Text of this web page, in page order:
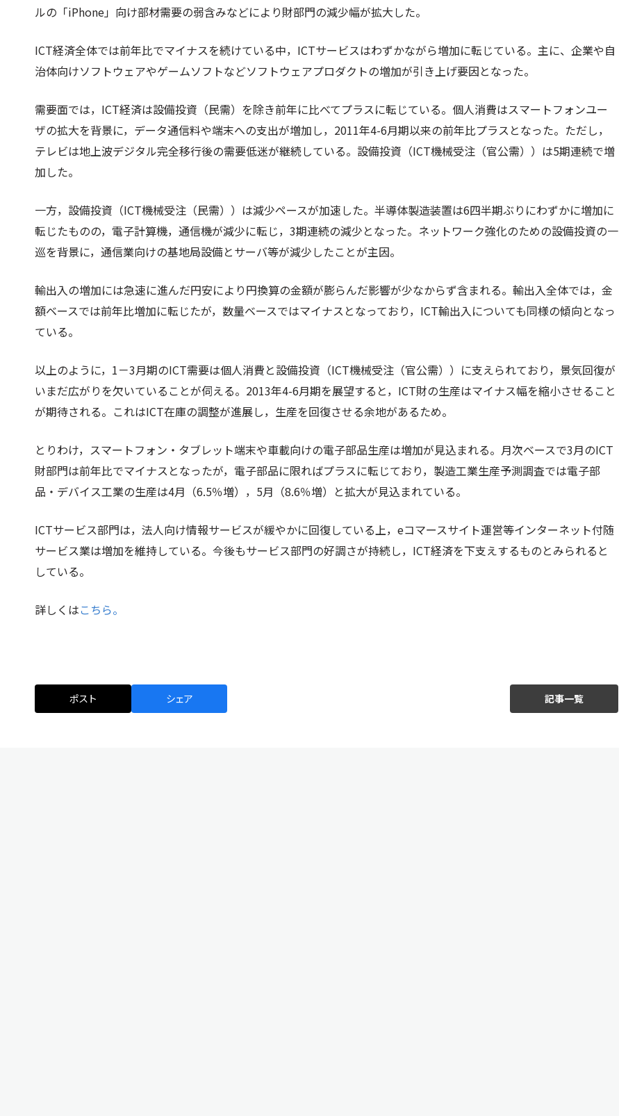
ルの「iPhone」向け部材需要の弱含みなどにより財部門の減少幅が拡大した。
ICT経済全体では前年比でマイナスを続けている中，ICTサービスはわずかながら増加に転じている。主に、企業や自
治体向けソフトウェアやゲームソフトなどソフトウェアプロダクトの増加が引き上げ要因となった。
需要面では，ICT経済は設備投資（民需）を除き前年に比べてプラスに転じている。個人消費はスマートフォンユー
ザの拡大を背景に，データ通信料や端末への支出が増加し，2011年4-6月期以来の前年比プラスとなった。ただし，
テレビは地上波デジタル完全移行後の需要低迷が継続している。設備投資（ICT機械受注（官公需））は5期連続で増
加した。
一方，設備投資（ICT機械受注（民需））は減少ペースが加速した。半導体製造装置は6四半期ぶりにわずかに増加に
転じたものの，電子計算機，通信機が減少に転じ，3期連続の減少となった。ネットワーク強化のための設備投資の一
巡を背景に，通信業向けの基地局設備とサーバ等が減少したことが主因。
輸出入の増加には急速に進んだ円安により円換算の金額が膨らんだ影響が少なからず含まれる。輸出入全体では，金
額ベースでは前年比増加に転じたが，数量ベースではマイナスとなっており，ICT輸出入についても同様の傾向となっ
ている。
以上のように，1－3月期のICT需要は個人消費と設備投資（ICT機械受注（官公需））に支えられており，景気回復が
いまだ広がりを欠いていることが伺える。2013年4-6月期を展望すると，ICT財の生産はマイナス幅を縮小させること
が期待される。これはICT在庫の調整が進展し，生産を回復させる余地があるため。
とりわけ，スマートフォン・タブレット端末や車載向けの電子部品生産は増加が見込まれる。月次ベースで3月のICT
財部門は前年比でマイナスとなったが，電子部品に限ればプラスに転じており，製造工業生産予測調査では電子部
品・デバイス工業の生産は4月（6.5％増），5月（8.6％増）と拡大が見込まれている。
ICTサービス部門は，法人向け情報サービスが緩やかに回復している上，eコマースサイト運営等インターネット付随
サービス業は増加を維持している。今後もサービス部門の好調さが持続し，ICT経済を下支えするものとみられると
している。
詳しくはこちら。
ポスト シェア 記事一覧